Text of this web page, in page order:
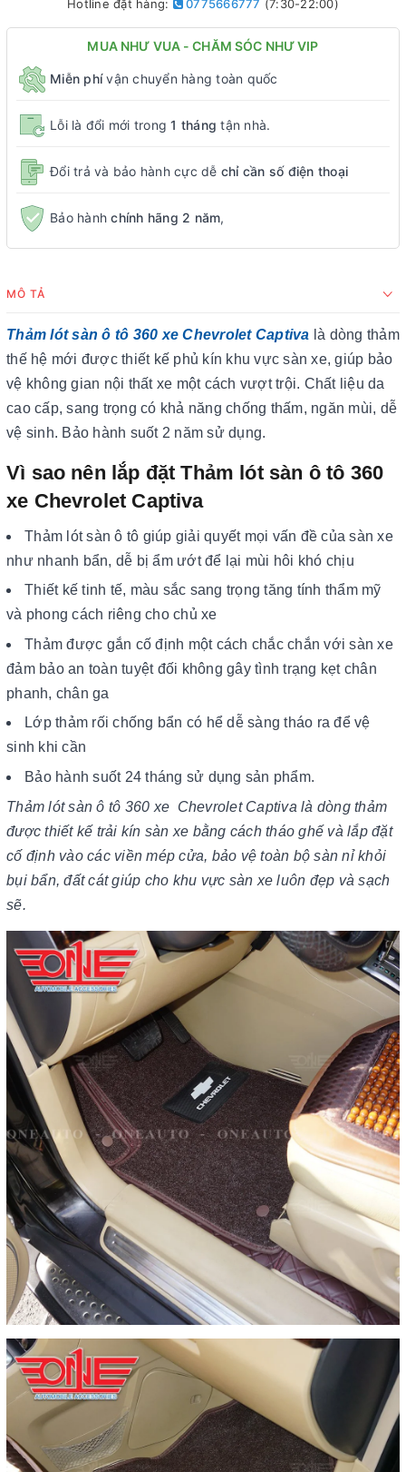
Hotline đặt hàng: 0775666777 (7:30-22:00)
MUA NHƯ VUA - CHĂM SÓC NHƯ VIP
Miễn phívận chuyển hàng toàn quốc
Lỗi là đổi mới trong1 tháng tận nhà.
Đổi trả và bảo hành cực dễ chỉ cần số điện thoại
Bảo hànhchính hãng 2 năm,
MÔ TẢ
Thảm lót sàn ô tô 360 xe Chevrolet Captiva là dòng thảm
thế hệ mới được thiết kế phủ kín khu vực sàn xe, giúp bảo
vệ không gian nội thất xe một cách vượt trội. Chất liệu da
cao cấp, sang trọng có khả năng chống thấm, ngăn mùi, dễ
vệ sinh. Bảo hành suốt 2 năm sử dụng.
Vì sao nên lắp đặt Thảm lót sàn ô tô 360
xe Chevrolet Captiva
Thảm lót sàn ô tô giúp giải quyết mọi vấn đề của sàn xe
như nhanh bẩn, dễ bị ẩm ướt để lại mùi hôi khó chịu
Thiết kế tinh tế, màu sắc sang trọng tăng tính thẩm mỹ
và phong cách riêng cho chủ xe
Thảm được gắn cố định một cách chắc chắn với sàn xe
đảm bảo an toàn tuyệt đối không gây tình trạng kẹt chân
phanh, chân ga
Lớp thảm rối chống bẩn có hể dễ sàng tháo ra để vệ
sinh khi cần
Bảo hành suốt 24 tháng sử dụng sản phẩm.
Thảm lót sàn ô tô 360 xe Chevrolet Captiva là dòng thảm
được thiết kế trải kín sàn xe bằng cách tháo ghế và lắp đặt
cố định vào các viền mép cửa, bảo vệ toàn bộ sàn nỉ khỏi
bụi bẩn, đất cát giúp cho khu vực sàn xe luôn đẹp và sạch
sẽ.